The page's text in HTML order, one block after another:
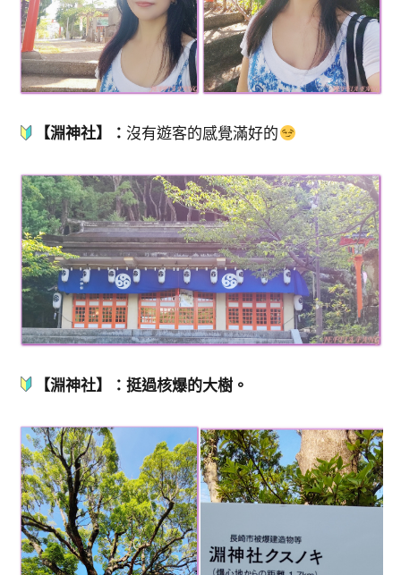
【淵神社】：沒有遊客的感覺滿好的
【淵神社】：挺過核爆的大樹。